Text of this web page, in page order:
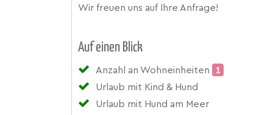
Wir freuen uns auf Ihre Anfrage!
Auf einen Blick
Anzahl an Wohneinheiten
1
Urlaub mit Kind & Hund
Urlaub mit Hund am Meer